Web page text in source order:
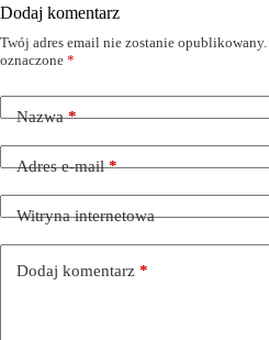
Dodaj komentarz
Twój adres email nie zostanie opublikowany.
oznaczone *
Nazwa*
Adres e-mail*
Witryna internetowa
Dodaj komentarz *